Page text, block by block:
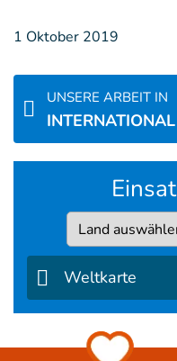
1 Oktober 2019
UNSERE ARBEIT IN
INTERNATIONAL
Country
Weltkarte